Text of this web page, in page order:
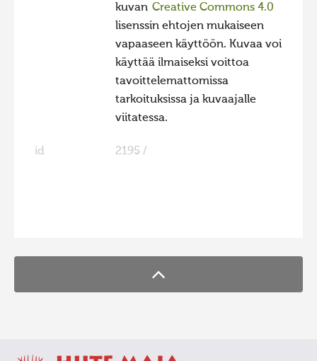
Hiite kuvavõistlus 2017
Hiite kuvavõistlus 2015
Hiite kuvavõistlus 2013
kuvan Creative Commons 4.0
lisenssin ehtojen mukaiseen
vapaaseen käyttöön. Kuvaa voi
käyttää ilmaiseksi voittoa
tavoittelemattomissa
tarkoituksissa ja kuvaajalle
viitatessa.
id 2195 /